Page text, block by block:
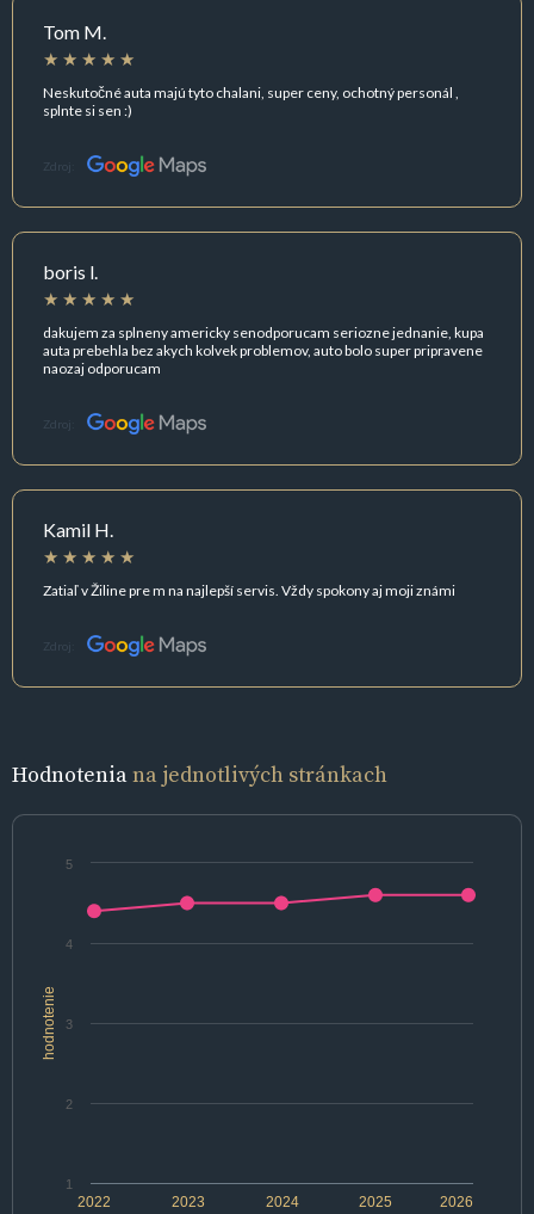
Tom M.
Neskutočné auta majú tyto chalani, super ceny, ochotný personál ,
splnte si sen :)
Zdroj:
boris l.
dakujem za splneny americky senodporucam seriozne jednanie, kupa
auta prebehla bez akych kolvek problemov, auto bolo super pripravene
naozaj odporucam
Zdroj:
Kamil H.
Zatiaľ v Žiline pre m na najlepší servis. Vždy spokony aj moji známi
Zdroj:
Hodnoteniana jednotlivých stránkach
hodnotenie
2022 2024 2026
2023 2025
1
2
3
4
5